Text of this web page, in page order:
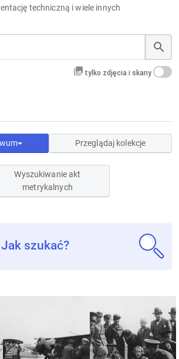
techniczną i wiele innych
tylko zdjęcia i skany
Przeglądaj kolekcje
Wyszukiwanie akt
metrykalnych
Jak szukać?